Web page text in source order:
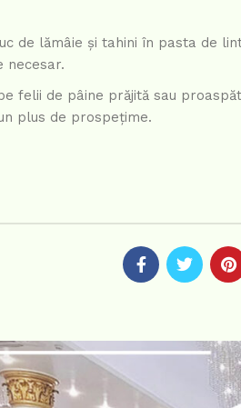
de lămâie și tahini în pasta de
necesar.
felii de pâine prăjită sau
plus de prospețime.